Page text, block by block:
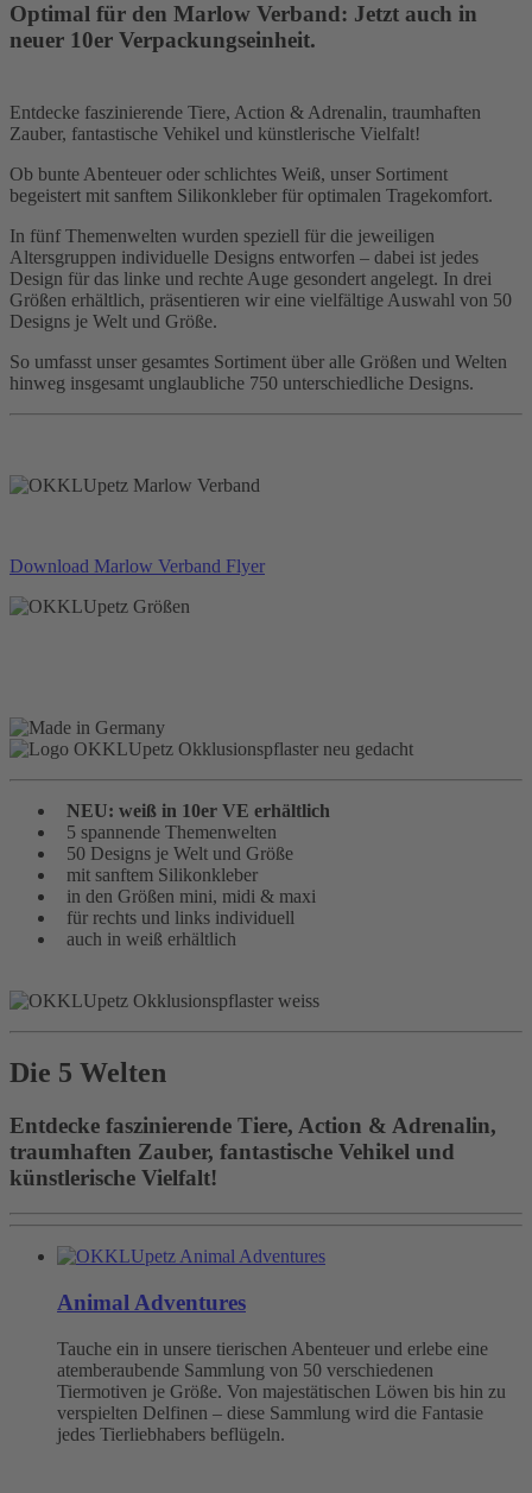
Optimal für den Marlow Verband: Jetzt auch in
neuer 10er Verpackungseinheit.
Entdecke faszinierende Tiere, Action & Adrenalin, traumhaften
Zauber, fantastische Vehikel und künstlerische Vielfalt!
Ob bunte Abenteuer oder schlichtes Weiß, unser Sortiment
begeistert mit sanftem Silikonkleber für optimalen Tragekomfort.
In fünf Themenwelten wurden speziell für die jeweiligen
Altersgruppen individuelle Designs entworfen – dabei ist jedes
Design für das linke und rechte Auge gesondert angelegt. In drei
Größen erhältlich, präsentieren wir eine vielfältige Auswahl von 50
Designs je Welt und Größe.
So umfasst unser gesamtes Sortiment über alle Größen und Welten
hinweg insgesamt unglaubliche 750 unterschiedliche Designs.
Download Marlow Verband Flyer
NEU: weiß in 10er VE erhältlich
5 spannende Themenwelten
50 Designs je Welt und Größe
mit sanftem Silikonkleber
in den Größen mini, midi & maxi
für rechts und links individuell
auch in weiß erhältlich
Die 5 Welten
Entdecke faszinierende Tiere, Action & Adrenalin,
traumhaften Zauber, fantastische Vehikel und
künstlerische Vielfalt!
Animal Adventures
Tauche ein in unsere tierischen Abenteuer und erlebe eine
atemberaubende Sammlung von 50 verschiedenen
Tiermotiven je Größe. Von majestätischen Löwen bis hin zu
verspielten Delfinen – diese Sammlung wird die Fantasie
jedes Tierliebhabers beflügeln.